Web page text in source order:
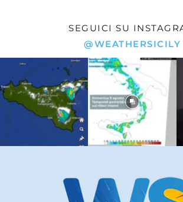
SEGUICI SU
@WEATHERSICILY